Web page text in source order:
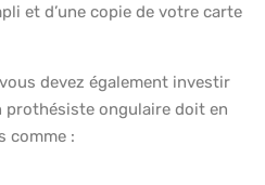
et d’une copie de votre carte
devez également investir
prothésiste ongulaire doit en
comme :